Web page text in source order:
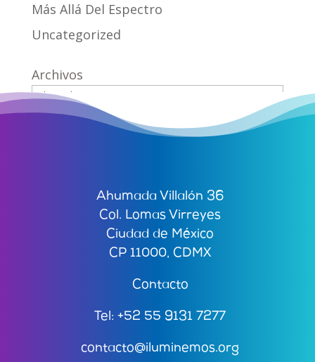
Más Allá Del Espectro
Uncategorized
Archivos
Ahumada Villalón 36
Col. Lomas Virreyes
Ciudad de México
CP 11000, CDMX
Contacto
Tel: +52 55 9131 7277
contacto@iluminemos.org